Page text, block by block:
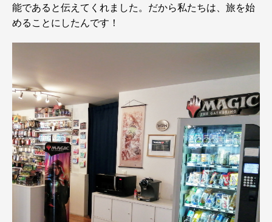
能であると伝えてくれました。だから私たちは、旅を始
めることにしたんです！